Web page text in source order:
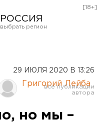
РОССИЯ
Курган
Оренбург
[18+]
29 ИЮЛЯ 2020 В 13:26
Григорий Лейба
но мы –